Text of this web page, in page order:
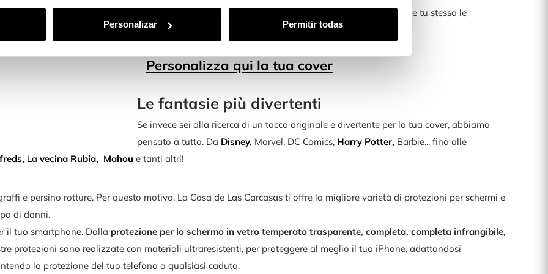
Personalizar Permitir todas
Inoltre, grazie al nostro personalizzatore avanzato, potrai creare tu stesso le
fantasie che preferisci.
Personalizza qui la tua cover
Le fantasie più divertenti
Se invece sei alla ricerca di un tocco originale e divertente per la tua cover, abbiamo
pensato a tutto. Da Disney, Marvel, DC Comics, Harry Potter, Barbie... fino alle
, La vecina Rubia, Mahou e tanti altri!
e persino rotture. Per questo motivo, La Casa de Las Carcasas ti offre la migliore varietà di protezioni per schermi e
di danni.
il tuo smartphone. Dalla protezione per lo schermo in vetro temperato trasparente, completa, completa infrangibile,
protezioni sono realizzate con materiali ultraresistenti, per proteggere al meglio il tuo iPhone, adattandosi
la protezione del tuo telefono a qualsiasi caduta.